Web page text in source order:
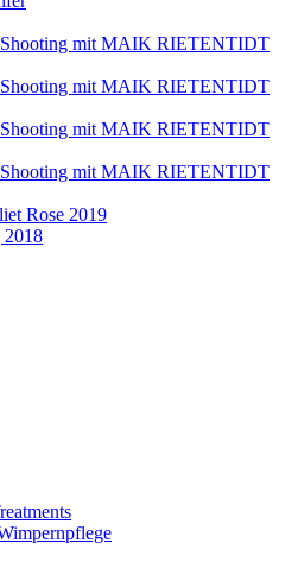
mit MAIK RIETENTIDT
mit MAIK RIETENTIDT
mit MAIK RIETENTIDT
mit MAIK RIETENTIDT
Rose 2019
2018